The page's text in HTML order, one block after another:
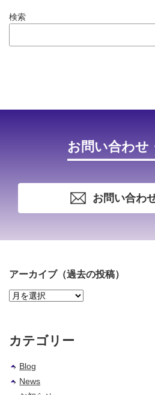
検索
お問い合わせ
お問い合わ
アーカイブ（過去の投稿）
ア
イ
ブ
去
の
カテゴリー
Blog
News